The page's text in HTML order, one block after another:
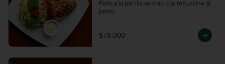
Pollo a la parrilla servido con fettuccine al
pesto.
$78.000